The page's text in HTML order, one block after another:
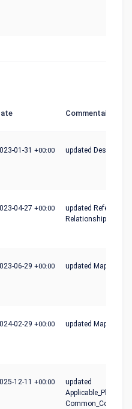
Commentaire
01-31 +00:00 updated Description
04-27 +00:00
updated References,
Relationships
06-29 +00:00 updated
02-29 +00:00 updated
12-11 +00:00
updated